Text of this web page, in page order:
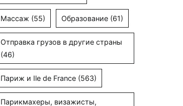
Массаж (55) Образование (61)
Отправка грузов в другие страны
(46)
Париж и Ile de France (563)
Парикмахеры, визажисты,